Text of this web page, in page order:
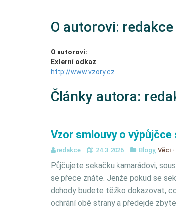
O autorovi: redakce
O autorovi:
Externí odkaz
http://www.vzory.cz
Články autora:
Vzor smlouvy o
redakce 24.3.2026 Blogy, Věci -
Půjčujete sekačku kamarádovi,
se přece znáte. Jenže pokud se
dohody budete těžko dokazovat,
ochrání obě strany a předejde